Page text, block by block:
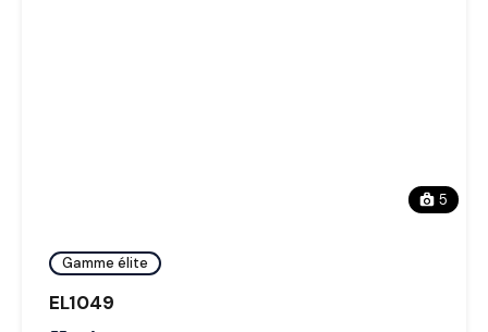
5
Gamme élite
EL1049